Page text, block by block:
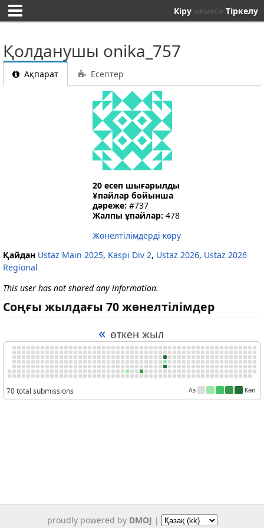
Кіру немесе Тіркелу
Қолданушы onika_757
Ақпарат Есептер
20 есеп шығарылды
Ұпайлар бойынша
дәреже: #737
Жалпы ұпайлар: 478
Жөнелтілімдерді көру
Қайдан Ustaz Main 2025, Kaspi Div 2, Ustaz 2026, Ustaz 2026
Regional
This user has not shared any information.
Соңғы жылдағы 70 жөнелтілімдер
« өткен жыл
70 total submissions Аз Көп
proudly powered by DMOJ |